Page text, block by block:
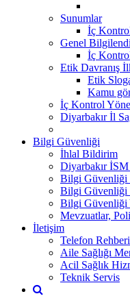
Sunumlar
İç
Genel
İç
Etik Davranış
Etik
Kamu
İç Kontrol
Diyarbakır İl
Bilgi Güvenliği
İhlal Bildirim
Diyarbakır
Bilgi Güvenliği
Bilgi Güvenliği
Bilgi Güvenliği
Mevzuatlar,
İletişim
Telefon
Aile Sağlığı
Acil Sağlık
Teknik Servis